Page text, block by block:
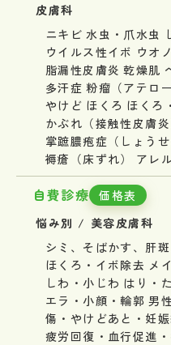
皮膚科
ニキビ 水虫・爪水虫
ウイルス性イボ ウオ
脂漏性皮膚炎 乾燥肌
多汗症 粉瘤（アテロー
やけど ほくろ ほくろ
かぶれ（接触性皮膚炎
掌蹠膿疱症（しょう
褥瘡（床ずれ）
アレ
自費診療 価格表
悩み別 / 美容皮膚科
シミ、そばかす、肝斑
ほくろ・イボ除去 メ
しわ・小じわ はり・
エラ・小顔・輪郭 男
傷・やけどあと・妊
疲労回復・血行促進